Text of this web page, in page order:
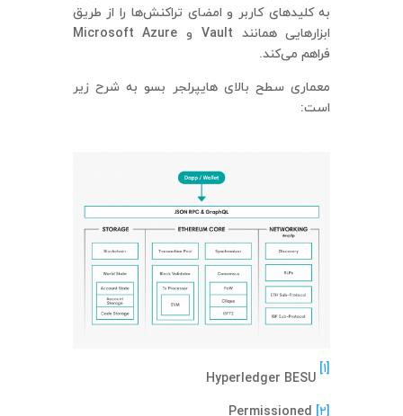
به کلیدهای کاربر و امضای تراکنش‌ها را از طریق
ابزارهایی همانند Vault و Microsoft Azure
فراهم می‌کند.
معماری سطح بالای هایپرلجر بسو به شرح زیر
است:
[۱]
[۲]